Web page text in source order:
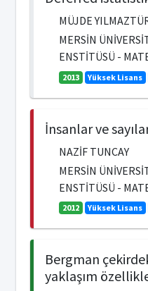
MÜJDE
MERSİN
ENSTİTÜSÜ -
2013 Yüksek Lisans
İnsanlar ve
NAZİF TUNCAY
MERSİN
ENSTİTÜSÜ -
2012 Yüksek Lisans
Bergman
yaklaşım